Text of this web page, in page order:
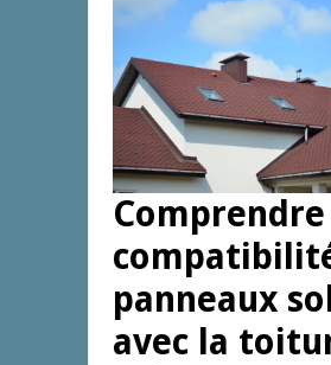
panneaux
avec la